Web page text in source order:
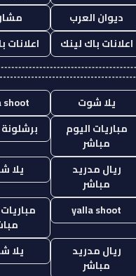
ديوان العرب
اعلانات باك لينك
اعلانات
يلا شوت
shoot
مباريات اليوم
مباشر
ريال مدريد
مباشر
يلا
yalla shoot
ريال مدريد
مباشر
يلا